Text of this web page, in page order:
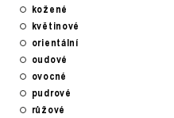
kožené
květinové
orientální
oudové
ovocné
pudrové
růžové